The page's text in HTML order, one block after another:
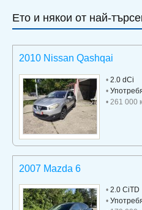
Ето и някои от най-
2010 Nissan Qashqai
• 2.0 dCi
•
• 261 000
2007 Mazda 6
• 2.0 CiTD
•